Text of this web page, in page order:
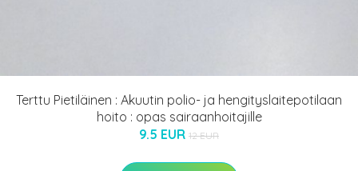
Terttu Pietiläinen : Akuutin polio- ja hengityslaitepotilaan
hoito : opas sairaanhoitajille
9.5 EUR 12 EUR